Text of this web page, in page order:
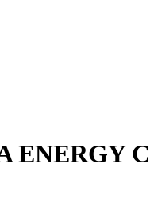
ENERGY